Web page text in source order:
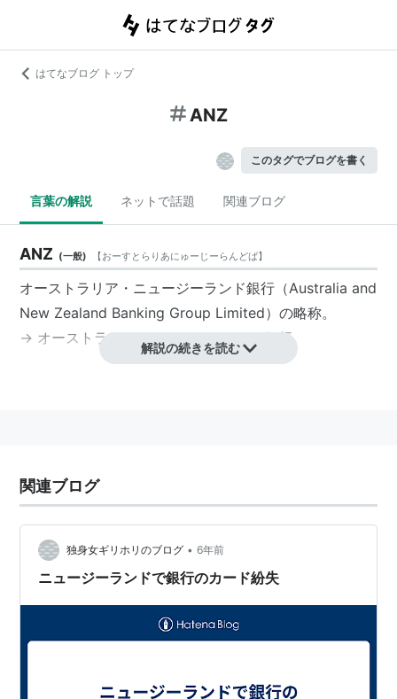
はてなブログ トップ
ANZ
このタグでブログを書く
言葉の解説 ネットで話題 関連ブログ
ANZ (一般) 【おーすとらりあにゅーじーらんどば】
オーストラリア・ニュージーランド銀行 （Australia and
New Zealand Banking Group Limited）の略称。
→ オーストラリア・ニュージーランド銀行
解説の続きを読む
関連ブログ
独身女ギリホリのブログ • 6年前
ニュージーランドで銀行のカード紛失